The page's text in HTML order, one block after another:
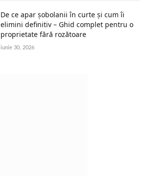
De ce apar șobolanii în curte și cum îi
elimini definitiv – Ghid complet pentru o
proprietate fără rozătoare
iunie 30, 2026